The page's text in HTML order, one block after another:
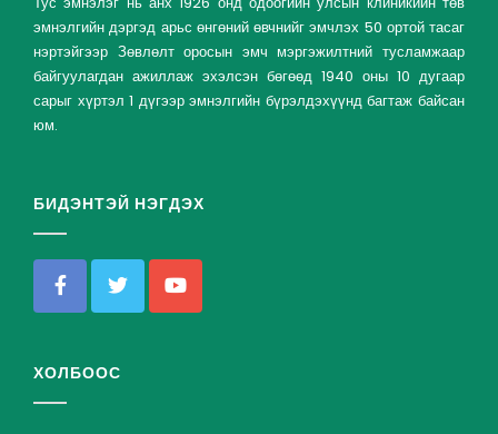
эмнэлгийн дэргэд арьс өнгөний өвчнийг эмчлэх 50 ортой тасаг
нэртэйгээр Зөвлөлт оросын эмч мэргэжилтний тусламжаар
байгуулагдан ажиллаж эхэлсэн бөгөөд 1940 оны 10 дугаар
сарыг хүртэл 1 дүгээр эмнэлгийн бүрэлдэхүүнд багтаж байсан
юм.
БИДЭНТЭЙ НЭГДЭХ
ХОЛБООС